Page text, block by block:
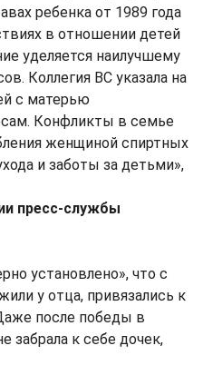
ребенка от 1989 года
в отношении детей
уделяется наилучшему
Коллегия ВС указала на
с матерью
Конфликты в семье
женщиной спиртных
и заботы за детьми»,
пресс-службы
установлено», что с
у отца, привязались к
после победы в
забрала к себе дочек,